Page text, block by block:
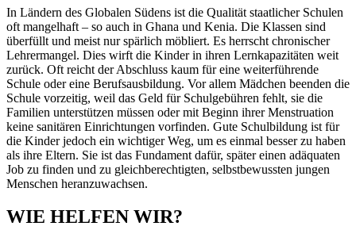
In Ländern des Globalen Südens ist die Qualität staatlicher Schulen
oft mangelhaft – so auch in Ghana und Kenia. Die Klassen sind
überfüllt und meist nur spärlich möbliert. Es herrscht chronischer
Lehrermangel. Dies wirft die Kinder in ihren Lernkapazitäten weit
zurück. Oft reicht der Abschluss kaum für eine weiterführende
Schule oder eine Berufsausbildung. Vor allem Mädchen beenden die
Schule vorzeitig, weil das Geld für Schulgebühren fehlt, sie die
Familien unterstützen müssen oder mit Beginn ihrer Menstruation
keine sanitären Einrichtungen vorfinden. Gute Schulbildung ist für
die Kinder jedoch ein wichtiger Weg, um es einmal besser zu haben
als ihre Eltern. Sie ist das Fundament dafür, später einen adäquaten
Job zu finden und zu gleichberechtigten, selbstbewussten jungen
Menschen heranzuwachsen.
WIE HELFEN WIR?